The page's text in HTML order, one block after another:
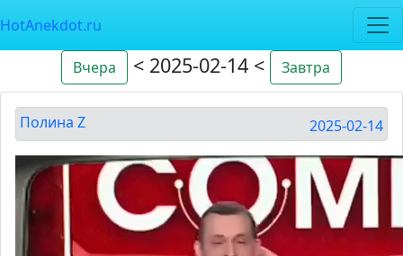
HotAnekdot.ru
Вчера < 2025-02-14 < Завтра
Полина Z 2025-02-14